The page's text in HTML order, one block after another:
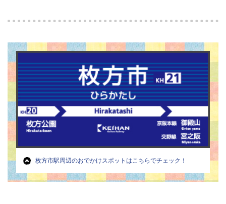
枚方市駅周辺のおでかけスポットは こちらでチェック！